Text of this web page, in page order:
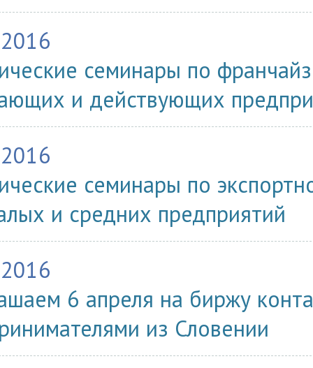
семинары по
и действующих
семинары по
и средних предприятий
6 апреля на биржу
из Словении